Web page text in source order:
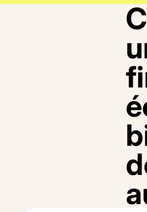
C
u
fi
é
b
d
a